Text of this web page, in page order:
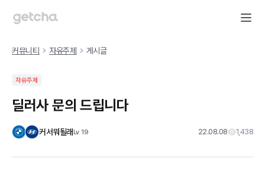
커뮤니티 자유주제 게시글
자유주제
딜러사 문의 드립니다
커서뭐될래Lv 19 22.08.08 1,438